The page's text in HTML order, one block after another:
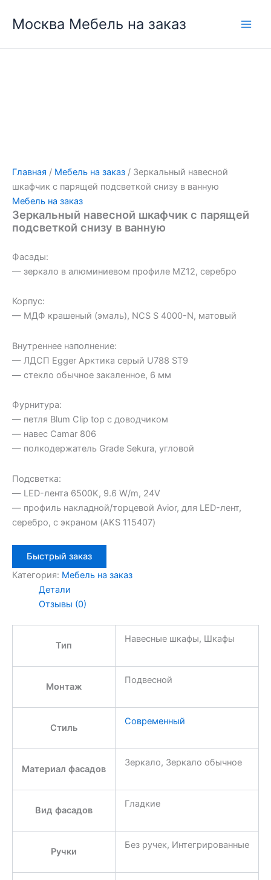
Москва Мебель на заказ
Главная / Мебель на заказ / Зеркальный навесной
шкафчик с парящей подсветкой снизу в ванную
Мебель на заказ
Зеркальный навесной шкафчик с парящей
подсветкой снизу в ванную
Фасады:
— зеркало в алюминиевом профиле MZ12, серебро
Корпус:
— МДФ крашеный (эмаль), NCS S 4000-N, матовый
Внутреннее наполнение:
— ЛДСП Egger Арктика серый U788 ST9
— стекло обычное закаленное, 6 мм
Фурнитура:
— петля Blum Clip top с доводчиком
— навес Camar 806
— полкодержатель Grade Sekura, угловой
Подсветка:
— LED-лента 6500K, 9.6 W/m, 24V
— профиль накладной/торцевой Avior, для LED-лент,
серебро, с экраном (AKS 115407)
Быстрый заказ
Категория: Мебель на заказ
Детали
Отзывы (0)
Тип
Навесные шкафы, Шкафы
Монтаж
Подвесной
Стиль
Современный
Материал фасадов
Зеркало, Зеркало обычное
Вид фасадов
Гладкие
Ручки
Без ручек, Интегрированные